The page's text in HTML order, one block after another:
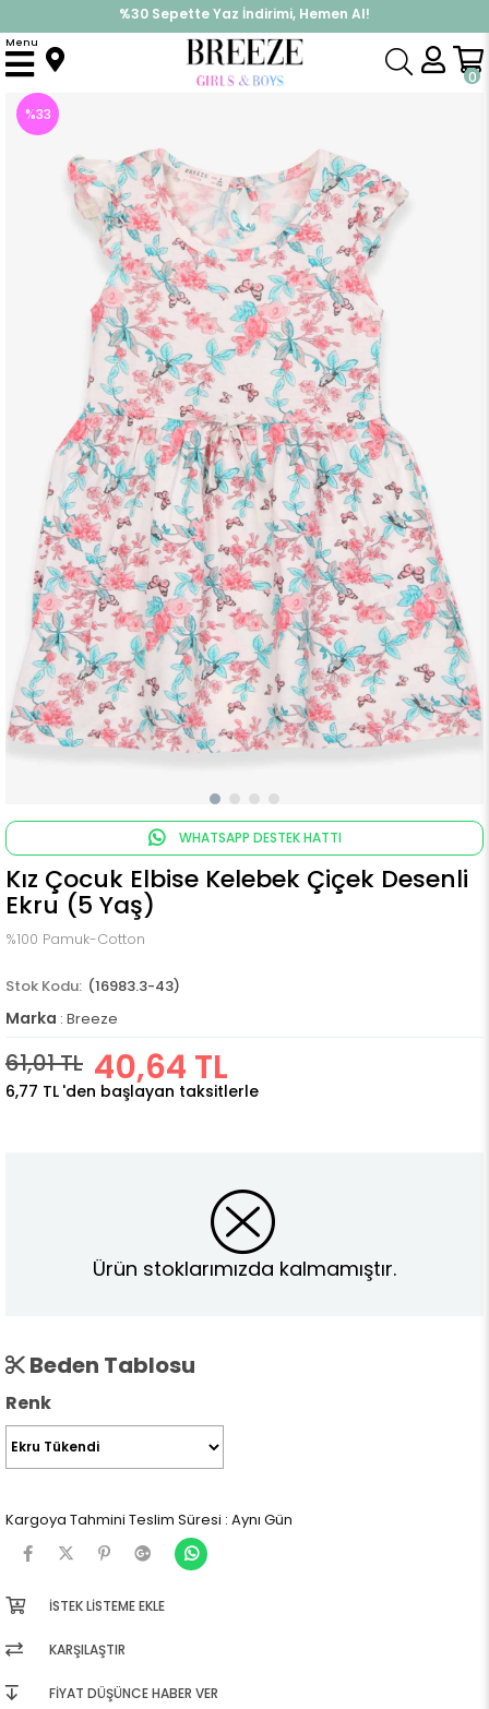
%30 Sepette Yaz İndirimi, Hemen Al!
İndirimlere ek %10 İndirimi Kap, Hemen Üye Ol!
0
Menu
Anasayfa Elbise Modelleri Yazlık Elbise Kız Çocuk Elbise Kelebek Çiçek Desenli Ekru (5 Yaş)
%33
WHATSAPP DESTEK HATTI
Kız Çocuk Elbise Kelebek Çiçek Desenli
Ekru (5 Yaş)
%100 Pamuk-Cotton
(16983.3-43)
Marka : Breeze
61,01 TL 40,64 TL
6,77 TL 'den başlayan taksitlerle
Ürün stoklarımızda kalmamıştır.
Beden Tablosu
Renk
Kargoya Tahmini Teslim Süresi : Aynı Gün
İSTEK LISTEME EKLE
KARŞILAŞTIR
FIYAT DÜŞÜNCE HABER VER